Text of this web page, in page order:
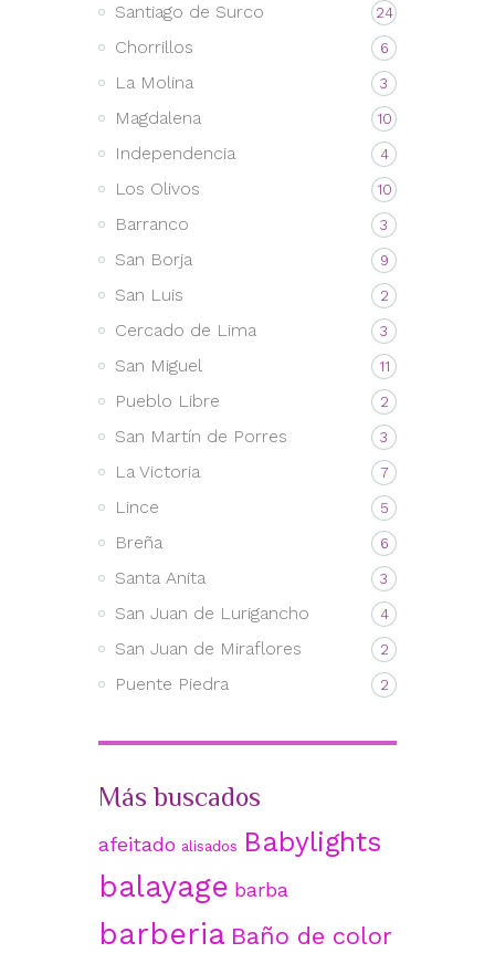
Santiago de Surco 24
Chorrillos 6
La Molina 3
Magdalena 10
Independencia 4
Los Olivos 10
Barranco 3
San Borja 9
San Luis 2
Cercado de Lima 3
San Miguel 11
Pueblo Libre 2
San Martín de Porres 3
La Victoria 7
Lince 5
Breña 6
Santa Anita 3
San Juan de Lurigancho 4
San Juan de Miraflores 2
Puente Piedra 2
Más buscados
afeitado alisados Babylights
balayage barba
barberia Baño de color